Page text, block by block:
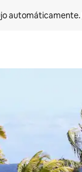
automáticamente.